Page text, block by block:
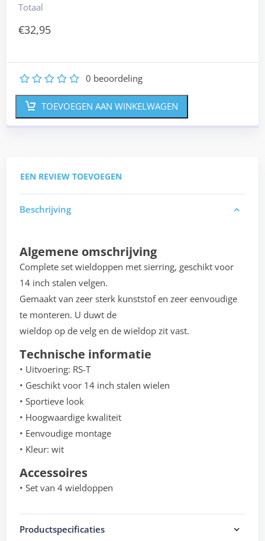
Totaal
€32,95
5
4
3
2 0 beoordeling
TOEVOEGEN AAN WINKELWAGEN
EEN REVIEW TOEVOEGEN
Beschrijving
Algemene omschrijving
Complete set wieldoppen met sierring, geschikt voor
14 inch stalen velgen.
Gemaakt van zeer sterk kunststof en zeer eenvoudige
te monteren. U duwt de
wieldop op de velg en de wieldop zit vast.
Technische informatie
• Uitvoering: RS-T
• Geschikt voor 14 inch stalen wielen
• Sportieve look
• Hoogwaardige kwaliteit
• Eenvoudige montage
• Kleur: wit
Accessoires
• Set van 4 wieldoppen
Productspecificaties